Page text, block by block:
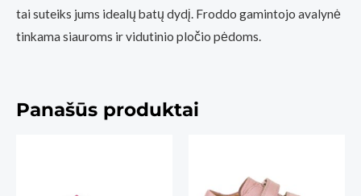
tai suteiks jums idealų batų dydį. Froddo gamintojo avalynė
tinkama siauroms ir vidutinio pločio pėdoms.
Panašūs produktai